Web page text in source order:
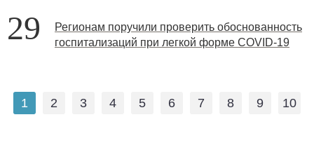
29
Регионам поручили проверить обоснованность
госпитализаций при легкой форме COVID-19
1 2 3 4 5 6 7 8 9 10